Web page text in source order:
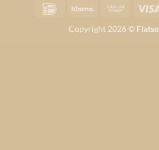
IDeal
Klarna
Cash
Pickup
Copyright 2026 ©